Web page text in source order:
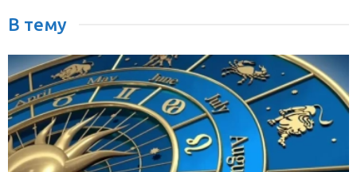
В тему